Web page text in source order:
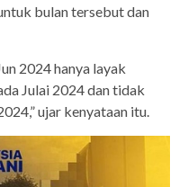
bulan tersebut dan
2024 hanya layak
Julai 2024 dan tidak
ujar kenyataan itu.